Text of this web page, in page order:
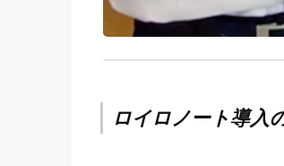
ロイロノート導入